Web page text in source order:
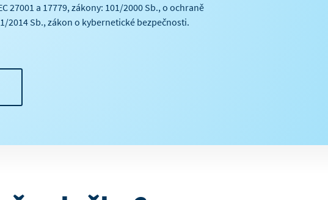
a 17779, zákony: 101/2000 Sb., o ochraně
Sb., zákon o kybernetické bezpečnosti.